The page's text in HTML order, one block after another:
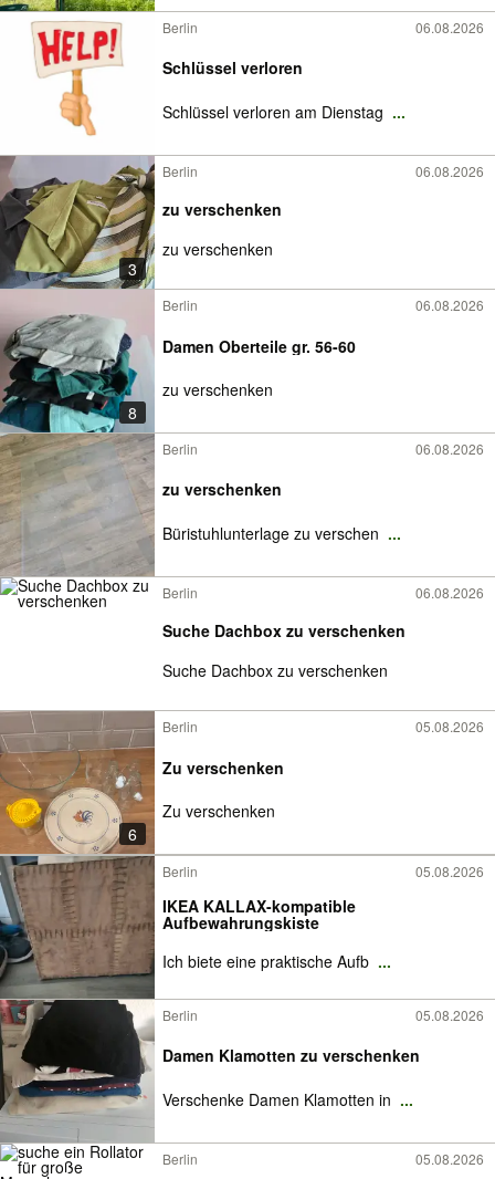
Berlin 06.08.2026
Schlüssel verloren
Schlüssel verloren am Dienstag ...
3
Berlin 06.08.2026
zu verschenken
zu verschenken
8
Berlin 06.08.2026
Damen Oberteile gr. 56-60
zu verschenken
Berlin 06.08.2026
zu verschenken
Büristuhlunterlage zu verschen ...
Berlin 06.08.2026
Suche Dachbox zu verschenken
Suche Dachbox zu verschenken
6
Berlin 05.08.2026
Zu verschenken
Zu verschenken
Berlin 05.08.2026
IKEA KALLAX-kompatible
Aufbewahrungskiste
Ich biete eine praktische Aufb ...
Berlin 05.08.2026
Damen Klamotten zu verschenken
Verschenke Damen Klamotten in ...
Berlin 05.08.2026